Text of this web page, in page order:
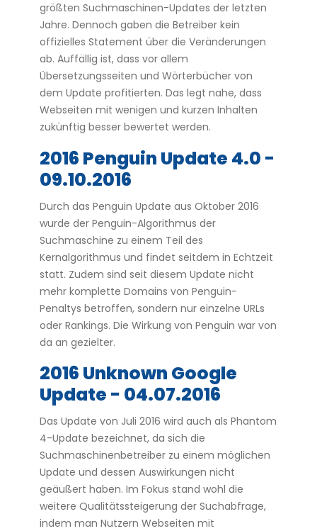
größten Suchmaschinen-Updates der letzten
Jahre. Dennoch gaben die Betreiber kein
offizielles Statement über die Veränderungen
ab. Auffällig ist, dass vor allem
Übersetzungsseiten und Wörterbücher von
dem Update profitierten. Das legt nahe, dass
Webseiten mit wenigen und kurzen Inhalten
zukünftig besser bewertet werden.
2016 Penguin Update 4.0 -
09.10.2016
Durch das Penguin Update aus Oktober 2016
wurde der Penguin-Algorithmus der
Suchmaschine zu einem Teil des
Kernalgorithmus und findet seitdem in Echtzeit
statt. Zudem sind seit diesem Update nicht
mehr komplette Domains von Penguin-
Penaltys betroffen, sondern nur einzelne URLs
oder Rankings. Die Wirkung von Penguin war von
da an gezielter.
2016 Unknown Google
Update - 04.07.2016
Das Update von Juli 2016 wird auch als Phantom
4-Update bezeichnet, da sich die
Suchmaschinenbetreiber zu einem möglichen
Update und dessen Auswirkungen nicht
geäußert haben. Im Fokus stand wohl die
weitere Qualitätssteigerung der Suchabfrage,
indem man Nutzern Webseiten mit